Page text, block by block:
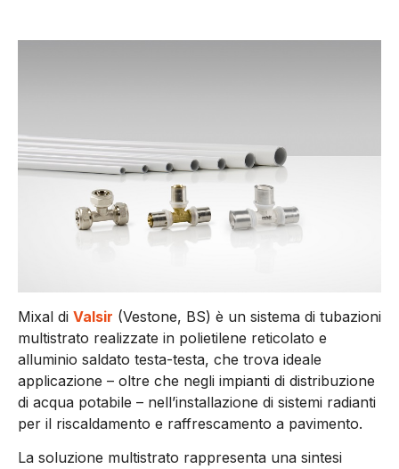
Mixal di Valsir (Vestone, BS) è un sistema di tubazioni
multistrato realizzate in polietilene reticolato e
alluminio saldato testa-testa, che trova ideale
applicazione – oltre che negli impianti di distribuzione
di acqua potabile – nell’installazione di sistemi radianti
per il riscaldamento e raffrescamento a pavimento.
La soluzione multistrato rappresenta una sintesi